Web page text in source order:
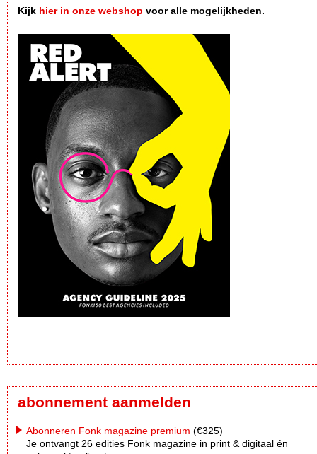
Kijk hier in onze webshop voor alle mogelijkheden.
abonnement aanmelden
Abonneren Fonk magazine premium (€325)
Je ontvangt 26 edities Fonk magazine in print & digitaal én